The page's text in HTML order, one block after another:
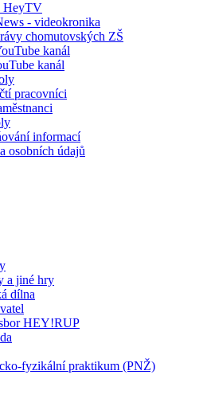
HeyTV
- videokronika
chomutovských ZŠ
kanál
kanál
pracovníci
informací
osobních údajů
a jiné hry
dílna
HEY!RUP
fyzikální praktikum (PNŽ)